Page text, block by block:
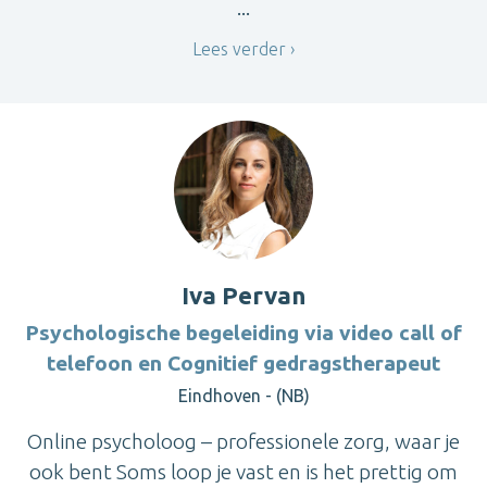
...
Lees verder
Iva Pervan
Psychologische begeleiding via video call of
telefoon en Cognitief gedragstherapeut
Eindhoven - (NB)
Online psycholoog – professionele zorg, waar je
ook bent Soms loop je vast en is het prettig om